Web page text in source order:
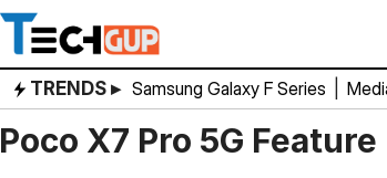
TRENDS ▸ Samsung Galaxy F Series
Poco X7 Pro 5G Feature